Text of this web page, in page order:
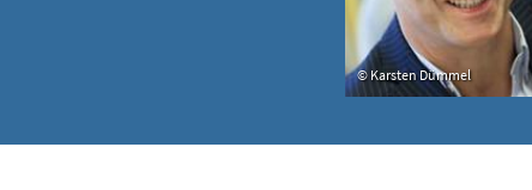
Karsten Dümmel